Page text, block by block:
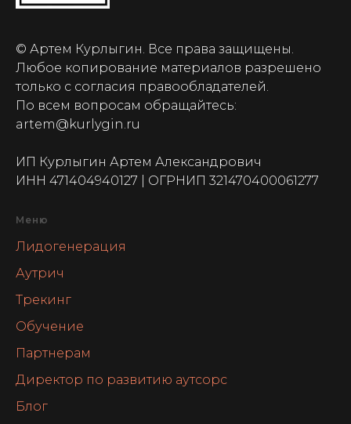
© Артем Курлыгин. Все права защищены.
Любое копирование материалов разрешено
только с согласия правообладателей.
По всем вопросам обращайтесь:
artem@kurlygin.ru
ИП Курлыгин Артем Александрович
ИНН 471404940127 | ОГРНИП 321470400061277
Меню
Лидогенерация
Аутрич
Трекинг
Обучение
Партнерам
Директор по развитию аутсорс
Блог